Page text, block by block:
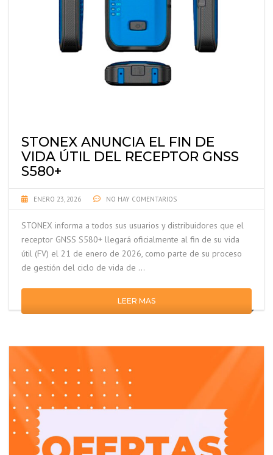
STONEX ANUNCIA EL FIN DE
VIDA ÚTIL DEL RECEPTOR GNSS
S580+
ENERO 23, 2026 NO HAY COMENTARIOS
STONEX informa a todos sus usuarios y distribuidores que el
receptor GNSS S580+ llegará oficialmente al fin de su vida
útil (FV) el 21 de enero de 2026, como parte de su proceso
de gestión del ciclo de vida de …
LEER MAS